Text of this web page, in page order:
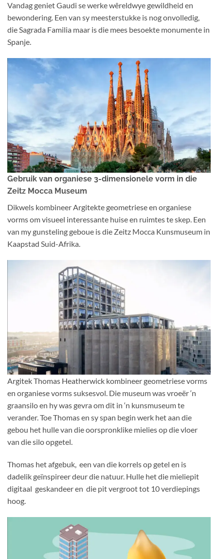
Vandag geniet Gaudi se werke wêreldwye gewildheid en
bewondering. Een van sy meesterstukke is nog onvolledig,
die Sagrada Familia maar is die mees besoekte monumente in
Spanje.
Gebruik van organiese 3-dimensionele vorm in die
Zeitz Mocca Museum
Dikwels kombineer Argitekte geometriese en organiese
vorms om visueel interessante huise en ruimtes te skep. Een
van my gunsteling geboue is die Zeitz Mocca Kunsmuseum in
Kaapstad Suid-Afrika.
Argitek Thomas Heatherwick kombineer geometriese vorms
en organiese vorms suksesvol. Die museum was vroeër ‘n
graansilo en hy was gevra om dit in ‘n kunsmuseum te
verander. Toe Thomas en sy span begin werk het aan die
gebou het hulle van die oorspronklike mielies op die vloer
van die silo opgetel.
Thomas het afgebuk, een van die korrels op getel en is
dadelik geïnspireer deur die natuur. Hulle het die mieliepit
digitaal geskandeer en die pit vergroot tot 10 verdiepings
hoog.